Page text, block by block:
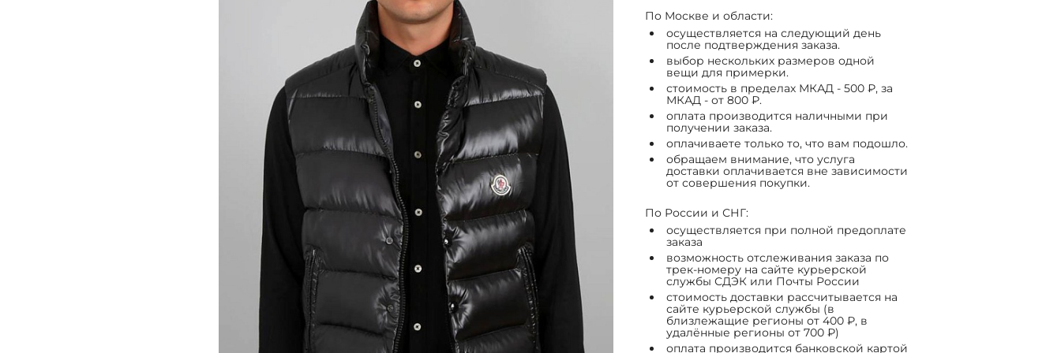
По Москве и области:
осуществляется на следующий день
после подтверждения заказа.
выбор нескольких размеров одной
вещи для примерки.
стоимость в пределах МКАД - 500 ₽, за
МКАД - от 800 ₽.
оплата производится наличными при
получении заказа.
оплачиваете только то, что вам подошло.
обращаем внимание, что услуга
доставки оплачивается вне зависимости
от совершения покупки.
По России и СНГ:
осуществляется при полной предоплате
заказа
возможность отслеживания заказа по
трек-номеру на сайте курьерской
службы СДЭК или Почты России
стоимость доставки рассчитывается на
сайте курьерской службы (в
близлежащие регионы от 400 ₽, в
удалённые регионы от 700 ₽)
оплата производится банковской картой